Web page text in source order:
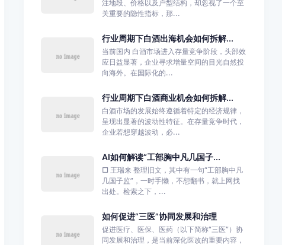
注地段、价格以及户型结构，却忽视了一个至
关重要的隐性指标，那...
行业周期下白酒出海机会如何拆解...
当前国内 白酒市场进入存量竞争阶段，头部效
应日益显著，企业寻求增量空间的目光自然投
向海外。在国际化的...
行业周期下白酒商业机会如何拆解...
白酒市场的发展始终遵循着特定的经济规律，
呈现出显著的波动性特征。在存量竞争时代，
企业若想穿越波动，必...
AI如何解读“工部胸中凡几国子...
□ 王瑞来 整理旧文，其中有一句“工部胸中凡
几国子监”，一时手懒，不想翻书，就上网找
出处。检索之下，...
如何促进“三医”协同发展和治理
促进医疗、医保、医药（以下简称“三医”）协
同发展和治理，是当前深化医改的重要内容，